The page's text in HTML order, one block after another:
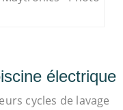
électrique
cycles de lavage